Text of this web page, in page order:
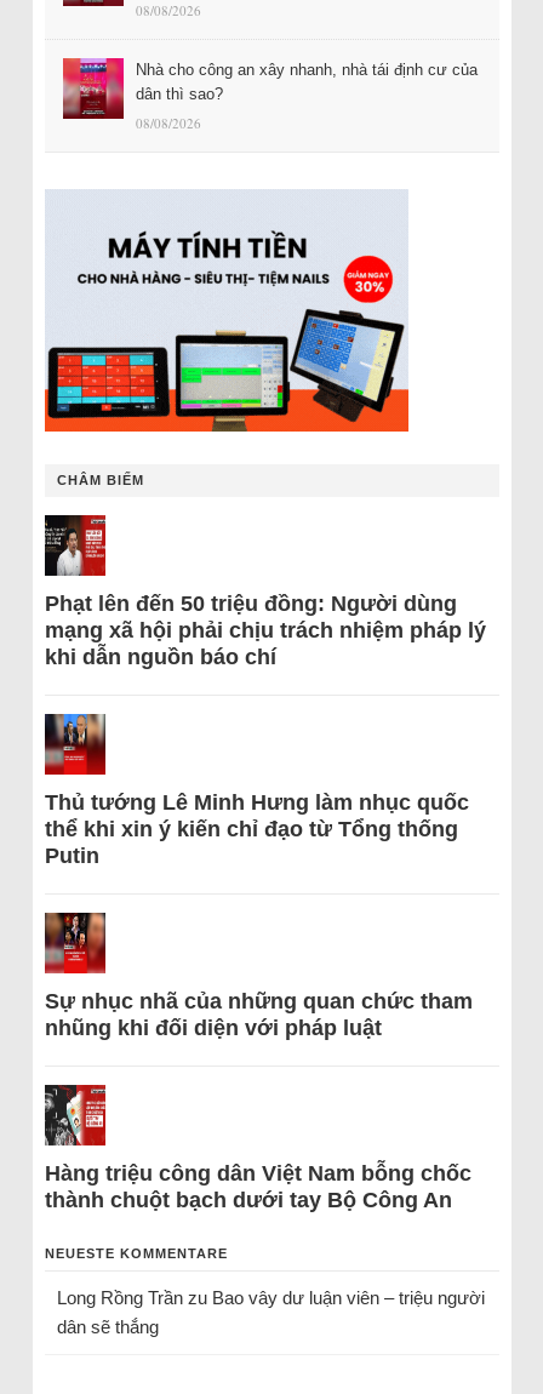
08/08/2026
Nhà cho công an xây nhanh, nhà tái định cư của
dân thì sao?
08/08/2026
CHÂM BIẾM
Phạt lên đến 50 triệu đồng: Người dùng
mạng xã hội phải chịu trách nhiệm pháp lý
khi dẫn nguồn báo chí
Thủ tướng Lê Minh Hưng làm nhục quốc
thể khi xin ý kiến chỉ đạo từ Tổng thống
Putin
Sự nhục nhã của những quan chức tham
nhũng khi đối diện với pháp luật
Hàng triệu công dân Việt Nam bỗng chốc
thành chuột bạch dưới tay Bộ Công An
NEUESTE KOMMENTARE
Long Rồng Trầnzu Bao vây dư luận viên – triệu người
dân sẽ thắng